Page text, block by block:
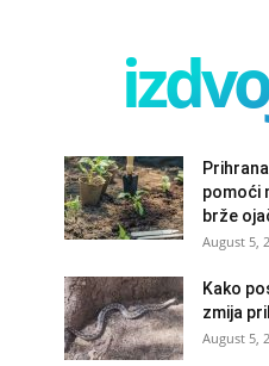
pomoći
brže
August 5,
Kako
zmija
August 5,